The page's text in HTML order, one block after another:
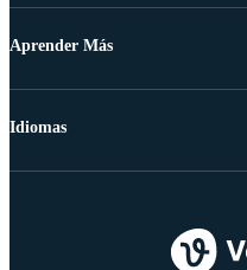
Aprender Más
Idiomas